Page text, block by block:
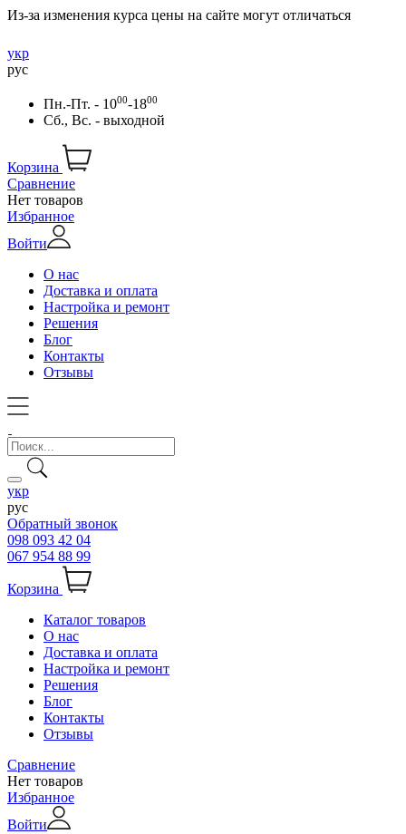
Из-за изменения курса цены на сайте могут отличаться
укр
рус
Пн.-Пт. - 1000-1800
Сб., Вс. - выходной
Корзина
Сравнение
Нет товаров
Избранное
Войти
О нас
Доставка и оплата
Настройка и ремонт
Решения
Блог
Контакты
Отзывы
укр
рус
Обратный звонок
098 093 42 04
067 954 88 99
Корзина
Каталог товаров
О нас
Доставка и оплата
Настройка и ремонт
Решения
Блог
Контакты
Отзывы
Сравнение
Нет товаров
Избранное
Войти